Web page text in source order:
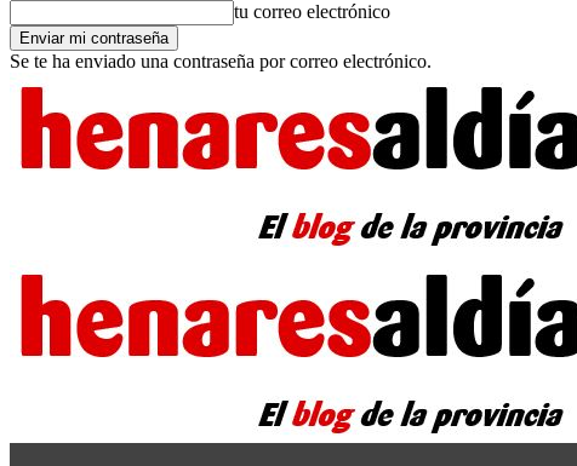
tu correo electrónico
Se te ha enviado una contraseña por correo electrónico.